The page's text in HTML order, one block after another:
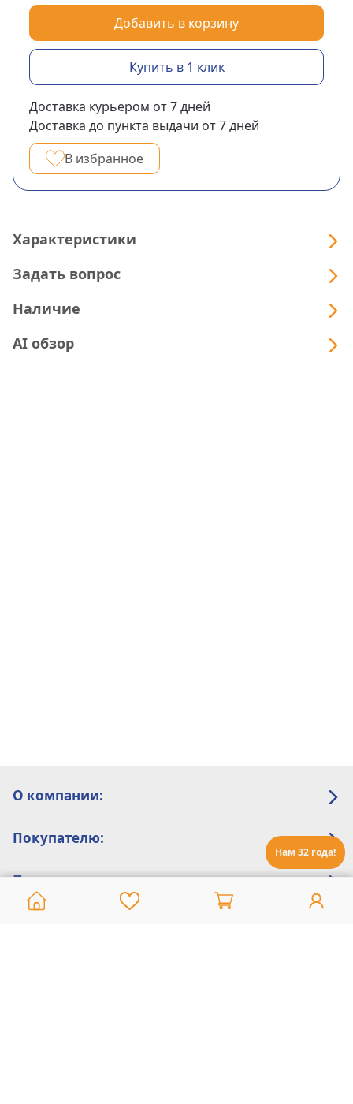
Нам 32 года!
Добавить в корзину
Купить в 1 клик
Доставка курьером от 7дней
Доставка до пункта выдачи от 7дней
В избранное
Характеристики
Задать вопрос
Наличие
AI обзор
О компании:
Покупателю:
Помощь: